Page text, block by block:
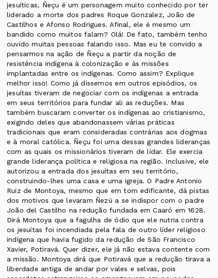
jesuíticas, Ñeçu é um personagem muito conhecido por ter
liderado a morte dos padres Roque Gonzalez, João de
Castilhos e Afonso Rodrigues. Afinal, ele é mesmo um
bandido como muitos falam? Olá! De fato, também tenho
ouvido muitas pessoas falando isso. Mas eu te convido a
pensarmos na ação de Ñeçu a partir da noção de
resistência indígena à colonização e às missões
implantadas entre os indígenas. Como assim? Explique
melhor isso! Como já dissemos em outros episódios, os
jesuítas tiveram de negociar com os indígenas a entrada
em seus territórios para fundar ali as reduções. Mas
também buscaram converter os indígenas ao cristianismo,
exigindo deles que abandonassem várias práticas
tradicionais que eram consideradas contrárias aos dogmas
e à moral católica. Ñeçu foi uma dessas grandes lideranças
com as quais os missionários tiveram de lidar. Ele exercia
grande liderança política e religiosa na região. Inclusive, ele
autorizou a entrada dos jesuítas em seu território,
construindo-lhes uma casa e uma igreja. O Padre Antonio
Ruiz de Montoya, mesmo que em tom edificante, dá pistas
dos motivos que levaram Ñezú a se indispor com o padre
João del Castilho na redução fundada em Caaró em 1628.
Dirá Montoya que a fagulha de ódio que ele nutria contra
os jesuítas foi incendiada pela fala de outro líder religioso
indígena que havia fugido da redução de São Francisco
Xavier, Potiravá. Quer dizer, ele já não estava contente com
a missão. Montoya dirá que Potiravá que a redução tirava a
liberdade antiga de andar por vales e selvas, pois